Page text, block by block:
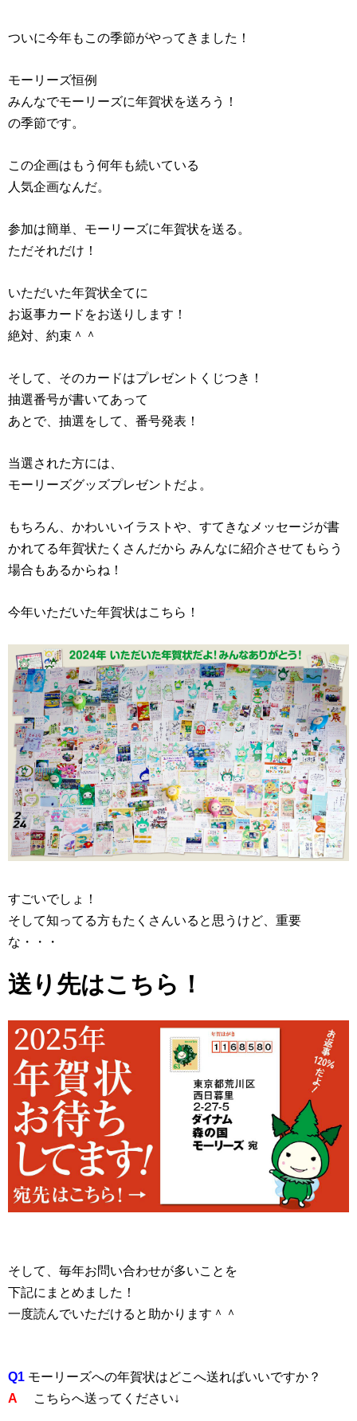
ついに今年もこの季節がやってきました！
モーリーズ恒例
みんなでモーリーズに年賀状を送ろう！
の季節です。
この企画はもう何年も続いている
人気企画なんだ。
参加は簡単、モーリーズに年賀状を送る。
ただそれだけ！
いただいた年賀状全てに
お返事カードをお送りします！
絶対、約束＾＾
そして、そのカードはプレゼントくじつき！
抽選番号が書いてあって
あとで、抽選をして、番号発表！
当選された方には、
モーリーズグッズプレゼントだよ。
もちろん、かわいいイラストや、すてきなメッセージが書
かれてる年賀状たくさんだから みんなに紹介させてもらう
場合もあるからね！
今年いただいた年賀状はこちら！
すごいでしょ！
そして知ってる方もたくさんいると思うけど、重要
な・・・
送り先はこちら！
そして、毎年お問い合わせが多いことを
下記にまとめました！
一度読んでいただけると助かります＾＾
Q1 モーリーズへの年賀状はどこへ送ればいいですか？
A こちらへ送ってください↓